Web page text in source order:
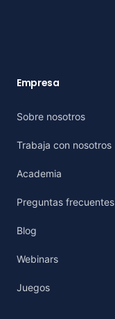
Empresa
Sobre nosotros
Trabaja con nosotros
Academia
Preguntas frecuentes
Blog
Webinars
Juegos